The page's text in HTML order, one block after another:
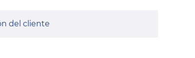
del cliente